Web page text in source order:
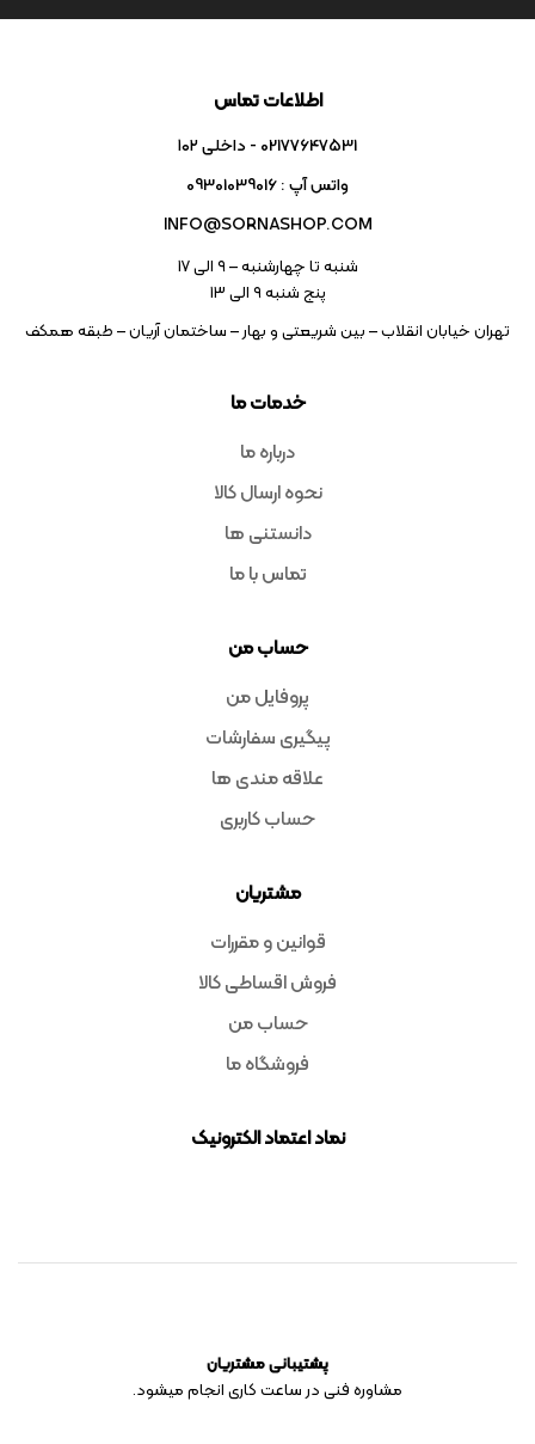
خدمات ما
درباره ما
نحوه ارسال کالا
دانستنی ها
تماس با ما
حساب من
پروفایل من
پیگیری سفارشات
علاقه مندی ها
حساب کاربری
مشتریان
قوانین و مقررات
فروش اقساطی کالا
حساب من
فروشگاه ما
نماد اعتماد الکترونیک
اطلاعات تماس
02177647531 - داخلی ۱۰۲
واتس آپ : 09301039016
INFO@SORNASHOP.COM
شنبه تا چهارشنبه – ۹ الی 17
پنج شنبه ۹ الی 13
تهران خیابان انقلاب – بین شریعتی و بهار – ساختمان آریان – طبقه همکف
پشتیبانی مشتریان
مشاوره فنی در ساعت کاری انجام میشود.